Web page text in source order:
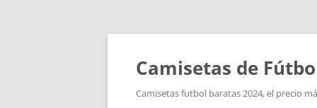
Camisetas de
Camisetas futbol baratas 2024, el precio